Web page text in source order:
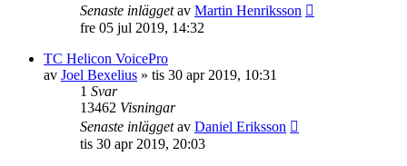
Senaste inläggetav Martin Henriksson
fre 05 jul 2019, 14:32
TC Helicon VoicePro
av Joel Bexelius » tis 30 apr 2019, 10:31
1 Svar
13462 Visningar
Senaste inläggetav Daniel Eriksson
tis 30 apr 2019, 20:03